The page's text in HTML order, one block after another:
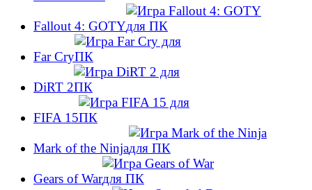
Fallout 4: GOTY
Far Cry
DiRT 2
FIFA 15
Mark of the Ninja
Gears of War